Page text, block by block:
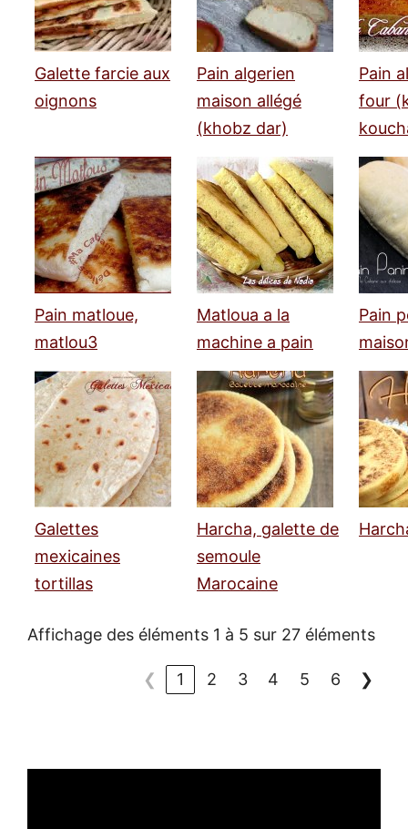
Galette farcie aux
oignons
Pain algerien
maison allégé
(khobz dar)
Pain
four
Pain matloue,
matlou3
Matloua a la
machine a pain
Pain
Galettes
mexicaines
tortillas
Harcha, galette de
semoule
Marocaine
Affichage des éléments 1 à 5 sur 27 éléments
❮ 1 2 3 4 5 6 ❯